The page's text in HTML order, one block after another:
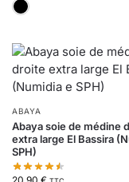
ABAYA
Abaya soie de médine
extra large El Bassira
SPH)